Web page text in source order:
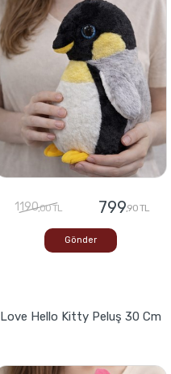
1190,00 TL 799,90 TL
Gönder
Love Hello Kitty Peluş 30 Cm